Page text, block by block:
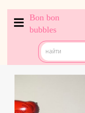
Bon bon
bubbles